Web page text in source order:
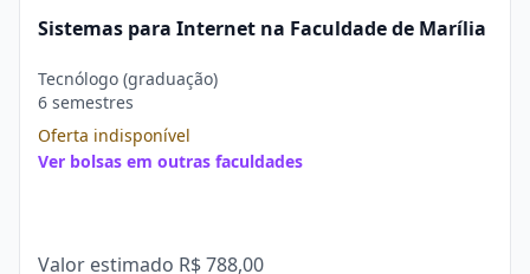
Sistemas para Internet na Faculdade de Marília
Tecnólogo (graduação)
6 semestres
Oferta indisponível
Ver bolsas em outras faculdades
Valor estimado R$ 788,00